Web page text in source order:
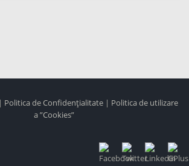
Politica de Confidențialitate| Politica de utilizare
a ”Cookies”